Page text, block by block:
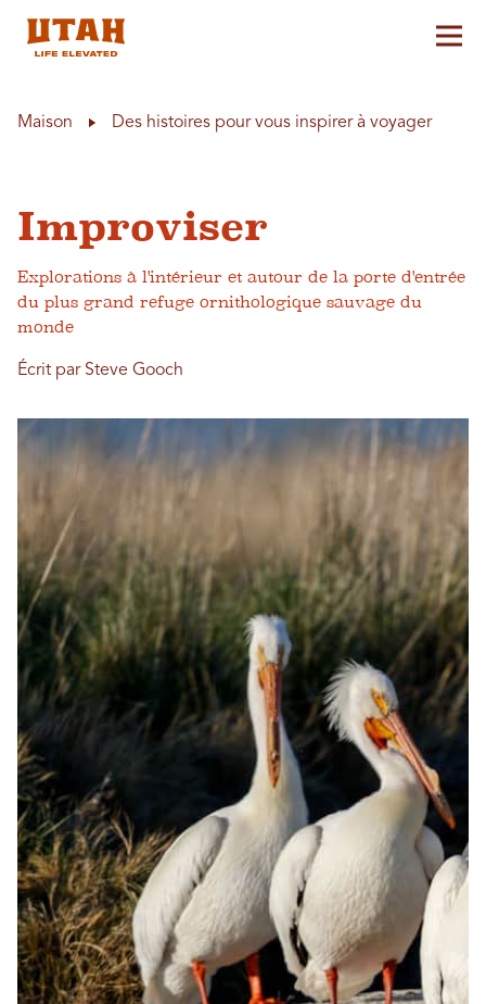
Maison Des histoires pour vous inspirer à voyager
Improviser
Explorations à l'intérieur et autour de la porte d'entrée
du plus grand refuge ornithologique sauvage du
monde
Écrit par Steve Gooch